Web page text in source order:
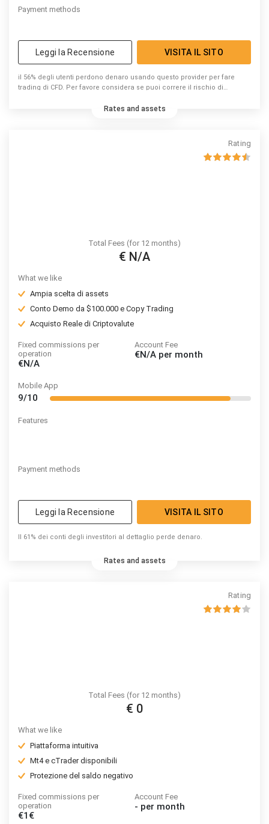
Payment methods
Leggi la Recensione VISITA IL SITO
il 56% degli utenti perdono denaro usando questo provider per fare
trading di CFD. Per favore considera se puoi correre il rischio di
Rates and assets
Rating
Total Fees (for 12 months)
€ N/A
What we like
Ampia scelta di assets
Conto Demo da $100.000 e Copy Trading
Acquisto Reale di Criptovalute
Fixed commissions per
operation
€N/A
Account Fee
€N/A per month
Mobile App
9/10
Features
Payment methods
Leggi la Recensione VISITA IL SITO
Il 61% dei conti degli investitori al dettaglio perde denaro.
Rates and assets
Rating
Total Fees (for 12 months)
€ 0
What we like
Piattaforma intuitiva
Mt4 e cTrader disponibili
Protezione del saldo negativo
Fixed commissions per
operation
€1€
Account Fee
- per month